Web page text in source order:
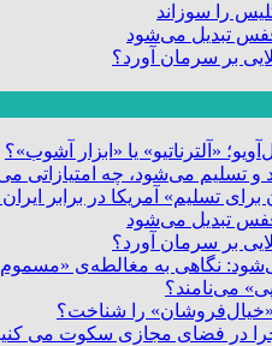
را سوزاند
تبدیل می‌شود
بر سرمان آورد؟
«آلترناتیو» یا «ابزار آشوب»؟
می‌شود، چه امتیازاتی
برای تسلیم» آمریکا در برابر
تبدیل می‌شود
بر سرمان آورد؟
نگاهی به مغالطه‌ی
می‌نامند؟
«خیال‌فروشان» را شناخت؟
چرا در فضای مجازی سکوت می